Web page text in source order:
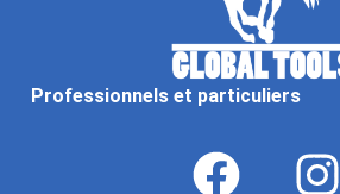
Professionnels et particuliers